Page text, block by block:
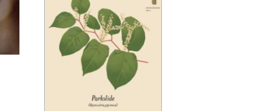
medarbetare up...